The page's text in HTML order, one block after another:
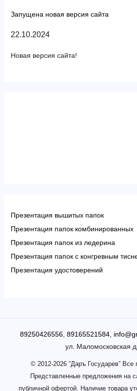
Запущена новая версия сайта
22.10.2024
Новая версия сайта!
Презентация вышитых папок
Презентация папок комбинированных
Презентация папок из ледерина
Презентация папок с конгревным
Презентация удостоверений
89250426556, 89165521584,
ул. Маломосковская
© 2012-2026 ”Даръ Государев”
Представленные предложения на
публичной офертой. Наличие товара